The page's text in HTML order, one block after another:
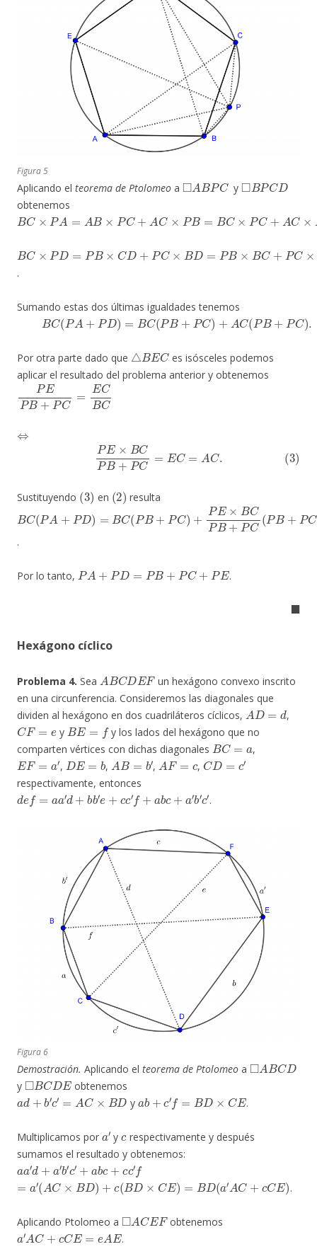
Figura 5
Aplicando el teorema de Ptolomeo a
◻ A BPC
y
◻BPCD
obtenemos
BC×PA=AB PC+ C× PB B C× +A PB
BC× D=P CD+ ×B PB× C+P AC
.
Sumando estas dos últimas igualdades tenemos
(2)BC(PA+PD) =BC(PB+PC)+AC(PB+PC).
Por otra parte dado que
△ BEC
es isósceles podemos
aplicar el resultado del problema anterior y obtenemos
PB+P BC
C=E C= AC.
Sustituyendo
(3)
en
(2)
resulta
BC(PA + )=BC B+ PC)+P B CP PC(PB +PC
.
Por lo tanto,
PA + D=P PC+
.
◼
Hexágono cíclico
Problema 4. Sea
A BCDE F
un hexágono convexo inscrito
en una circunferencia. Consideremos las diagonales que
dividen al hexágono en dos cuadriláteros cíclicos,
A D=d
,
CF=e
y
BE=f
y los lados del hexágono que no
comparten vértices con dichas diagonales
BC=a
,
EF=a′
,
DE=b
,
AB=b′
,
AF=c
,
CD=c
respectivamente, entonces
def=aa′d+bb′e+cc′f+ab a
.
Figura 6
Demostración. Aplicando el teorema de Ptolomeo a
◻ A BCD
y
◻BCDE
obtenemos
a d+b′c′=A C×BD
y
b f = ×CE
.
Multiplicamos por
′
y respectivamente y después
sumamos el resultado y obtenemos:
aa′d+a′b′c′+abc+cc′
=a′(AC×B D )+c(BD × CE)= (a′A cCE)
.
Aplicando Ptolomeo a
◻ A CEF
obtenemos
a′AC+cC E=eAE
.